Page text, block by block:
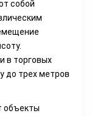
собой
в торговых
до трех метров
объекты